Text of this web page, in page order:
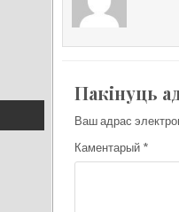
Пакінуць
Ваш адрас
Каментарый *